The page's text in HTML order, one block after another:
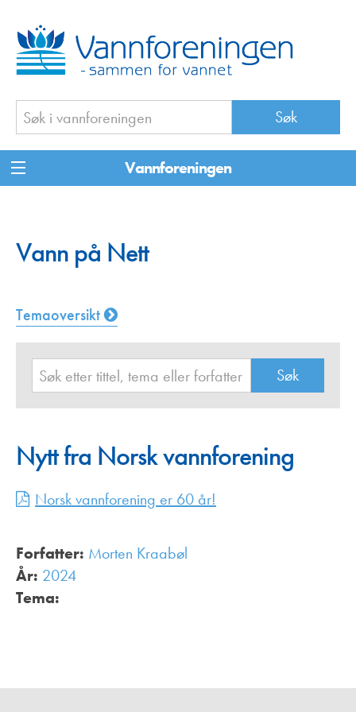
Vannforeningen
Vann på Nett
Temaoversikt
Nytt fra Norsk vannforening
Norsk vannforening er 60 år!
Forfatter: Morten Kraabøl
År: 2024
Tema: